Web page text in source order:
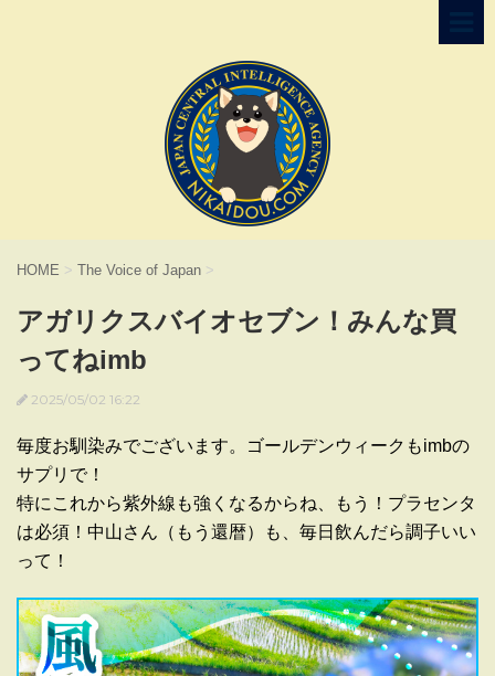
HOME > The Voice of Japan >
アガリクスバイオセブン！みんな買
ってねimb
2025/05/02 16:22
毎度お馴染みでございます。ゴールデンウィークもimbの
サプリで！
特にこれから紫外線も強くなるからね、もう！プラセンタ
は必須！中山さん（もう還暦）も、毎日飲んだら調子いい
って！